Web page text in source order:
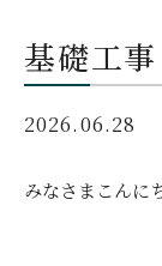
基礎工
2026.06.28
みなさまこんに